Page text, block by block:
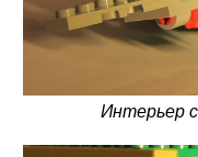
Интерьер